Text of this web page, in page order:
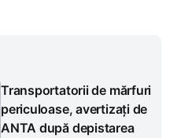
Transportatorii de mărfuri
periculoase, avertizați de
ANTA după depistarea